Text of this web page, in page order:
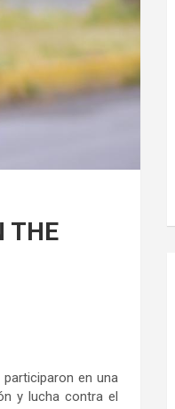
THE
participaron en una
y lucha contra el